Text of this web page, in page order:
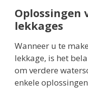
Oplossingen
lekkages
Wanneer u te
lekkage, is het
om verdere
enkele